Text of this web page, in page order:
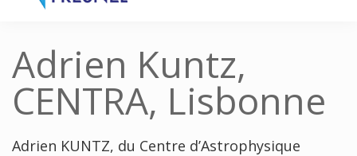
Institut
en
photonique
Adrien Kuntz,
CENTRA, Lisbonne
Adrien KUNTZ, du Centre d’Astrophysique